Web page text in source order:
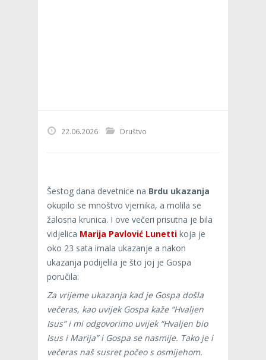
22.06.2026 Društvo
Šestog dana devetnice na Brdu ukazanja
okupilo se mnoštvo vjernika, a molila se
žalosna krunica. I ove večeri prisutna je bila
vidjelica Marija Pavlović Lunetti koja je
oko 23 sata imala ukazanje a nakon
ukazanja podijelila je što joj je Gospa
poručila:
Za vrijeme ukazanja kad je Gospa došla
večeras, kao uvijek Gospa kaže “Hvaljen
Isus” i mi odgovorimo uvijek “Hvaljen bio
Isus i Marija” i Gospa se nasmije. Tako je i
večeras naš susret počeo s osmijehom.